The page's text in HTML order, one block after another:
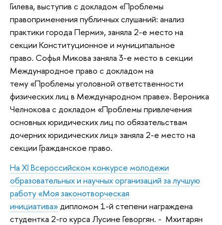
Гилева, выступив с докладом «Проблемы
правоприменения публичных слушаний: анализ
практики города Перми», заняла 2-е место на
секции Конституционное и муниципальное
право. Софья Микова заняла 3-е место в секции
Международное право с докладом на
тему «Проблемы уголовной ответственности
физических лиц в Международном праве». Вероника
Челнокова с докладом «Проблемы привлечения
основных юридических лиц по обязательствам
дочерних юридических лиц» заняла 2-е место на
секции Гражданское право.
На XI Всероссийском конкурсе молодежи
образовательных и научных организаций за лучшую
работу «Моя законотворческая
инициатива»дипломом 1-й степени награждена
студентка 2-го курса Лусине Геворгян. - Мхитарян